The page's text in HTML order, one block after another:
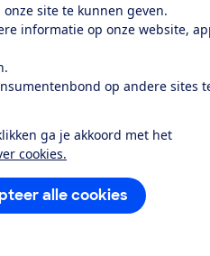
site te kunnen geven.
informatie op onze website,
op andere sites
ga je akkoord met het
cookies.
alle cookies